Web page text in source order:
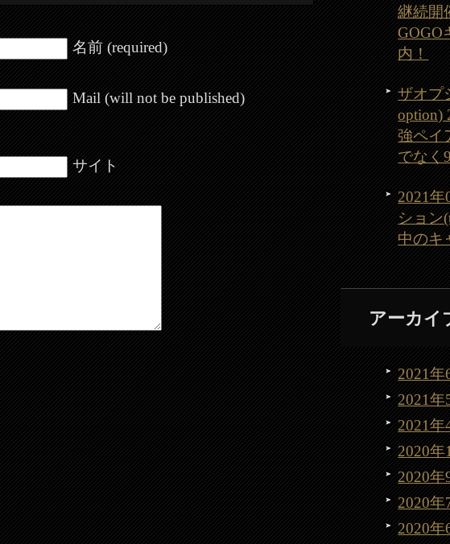
名前 (required)
Mail (will not be published)
サイト
継続開
GOGO
内！
ザオプ
option)
強ペイ
でなく
2021
ション
中のキ
アーカイ
2021年
2021年
2021年
2020年
2020年
2020年
2020年